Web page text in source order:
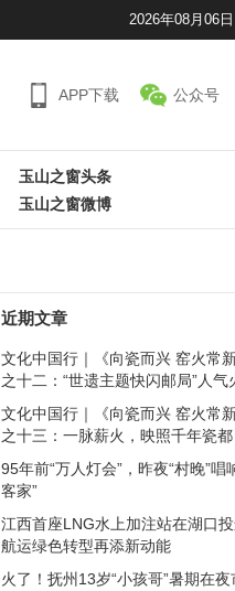
2026年08月06日
APP下载 公众号
玉山之窗头条
玉山之窗微博
近期文章
文化中国行｜《向瓷而兴 窑火常
之十二：“世遗主题快闪邮局”人气
文化中国行｜《向瓷而兴 窑火常
之十三：一脉薪火，映照千年瓷都
95年前“万人灯会”，昨夜“村晚”唱
客家”
江西首座LNG水上加注站在湖口
航运绿色转型再添新动能
火了！抚州13岁“小孩哥”暑期在夜